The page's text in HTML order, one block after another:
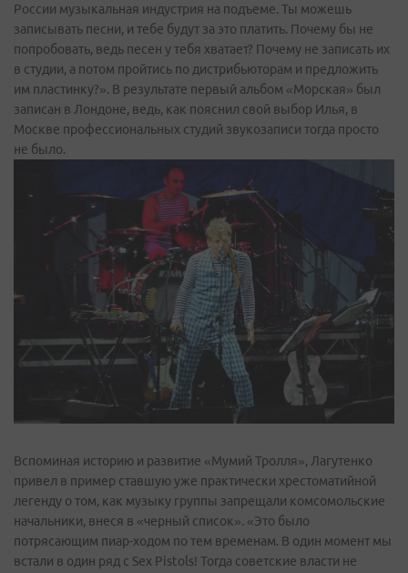
России музыкальная индустрия на подъеме. Ты можешь
записывать песни, и тебе будут за это платить. Почему бы не
попробовать, ведь песен у тебя хватает? Почему не записать их
в студии, а потом пройтись по дистрибьюторам и предложить
им пластинку?». В результате первый альбом «Морская» был
записан в Лондоне, ведь, как пояснил свой выбор Илья, в
Москве профессиональных студий звукозаписи тогда просто
не было.
Вспоминая историю и развитие «Мумий Тролля», Лагутенко
привел в пример ставшую уже практически хрестоматийной
легенду о том, как музыку группы запрещали комсомольские
начальники, внеся в «черный список». «Это было
потрясающим пиар-ходом по тем временам. В один момент мы
встали в один ряд с Sex Pistols! Тогда советские власти не